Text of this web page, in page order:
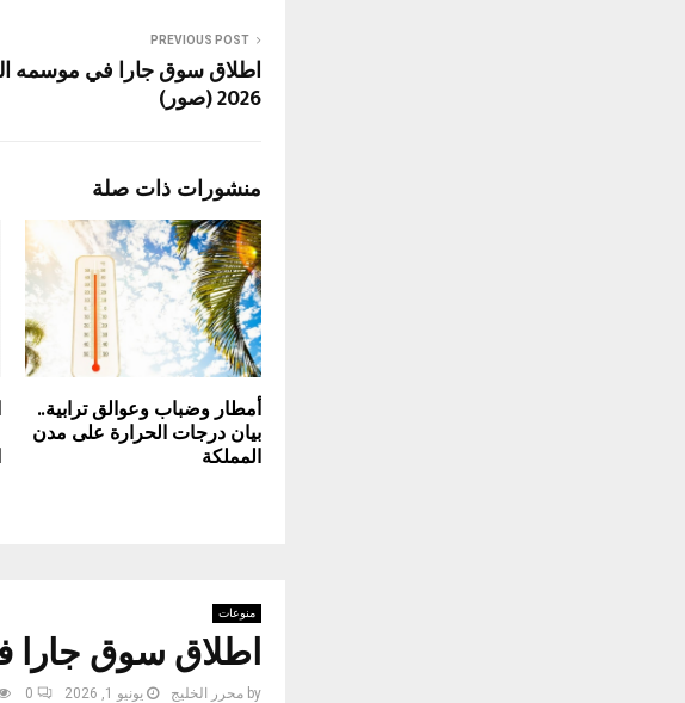
PREVIOUS POST
اطلاق سوق جارا في موسمه
2026 (صور)
منشورات ذات صلة
أمطار وضباب وعوالق ترابية..
بيان درجات الحرارة على مدن
المملكة
منوعات
اطلاق سوق جارا في
by محرر الخليج يونيو 1, 2026 0